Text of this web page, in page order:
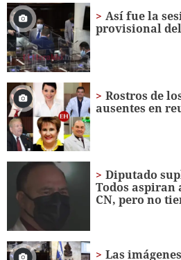
1
minute,
36
seconds
Así fue la
provisional
Rostros de
ausentes en
Diputado
Todos aspiran
CN, pero no
Las